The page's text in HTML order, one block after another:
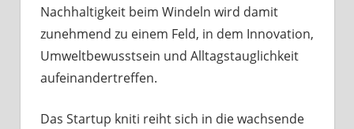
Nachhaltigkeit beim Windeln wird damit
zunehmend zu einem Feld, in dem Innovation,
Umweltbewusstsein und Alltagstauglichkeit
aufeinandertreffen.
Das Startup kniti reiht sich in die wachsende